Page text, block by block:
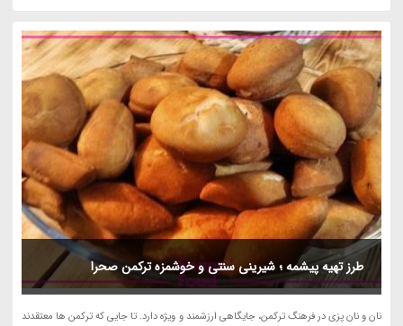
طرز تهیه پیشمه ؛ شیرینی سنتی و خوشمزه ترکمن صحرا
نان و نان پزی در فرهنگ ترکمن، جایگاهی ارزشمند و ویژه دارد. تا جایی که ترکمن ها معتقدند